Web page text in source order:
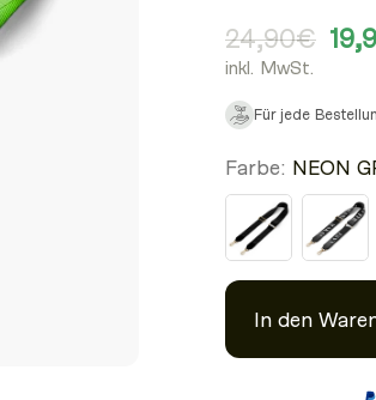
24,90€
inkl. MwSt.
Für jede
Farbe: NEON
In den